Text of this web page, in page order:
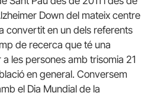
Down del mateix centre
convertit en un dels referents
de recerca que té una
les persones amb trisomia 21
en general. Conversem
el Dia Mundial de la